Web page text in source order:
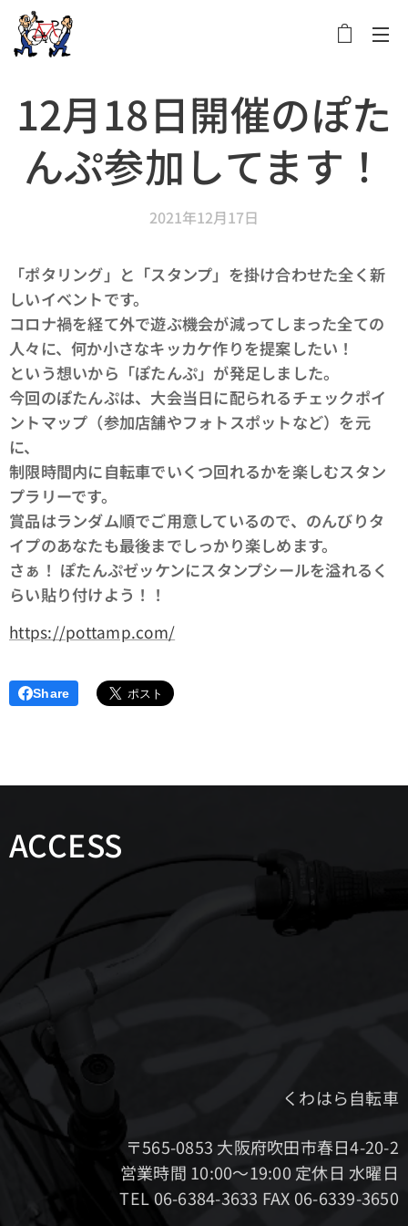
12月18日開催のぽた
んぷ参加してます！
2021年12月17日
「ポタリング」と「スタンプ」を掛け合わせた全く新
しいイベントです。
コロナ禍を経て外で遊ぶ機会が減ってしまった全ての
人々に、何か小さなキッカケ作りを提案したい！
という想いから「ぽたんぷ」が発足しました。
今回のぽたんぷは、大会当日に配られるチェックポイ
ントマップ（参加店舗やフォトスポットなど）を元
に、
制限時間内に自転車でいくつ回れるかを楽しむスタン
プラリーです。
賞品はランダム順でご用意しているので、のんびりタ
イプのあなたも最後までしっかり楽しめます。
さぁ！ ぽたんぷゼッケンにスタンプシールを溢れるく
らい貼り付けよう！！
https://pottamp.com/
Share
ACCESS
くわはら自転車
〒565-0853 大阪府吹田市春日4-20-2
営業時間 10:00～19:00 定休日 水曜日
TEL 06-6384-3633 FAX 06-6339-3650